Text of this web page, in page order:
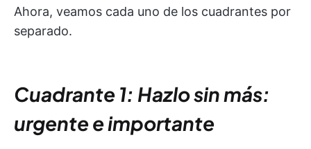
Ahora, veamos cada uno de los cuadrantes por
separado.
Cuadrante 1: Hazlo sin más:
urgente e importante